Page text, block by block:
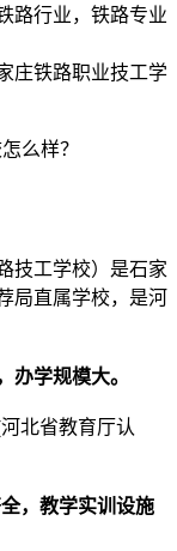
路行业，铁路专业
庄铁路职业技工学
技工学校）是石家
局直属学校，是河
办学规模大。
北省教育厅认
，教学实训设施